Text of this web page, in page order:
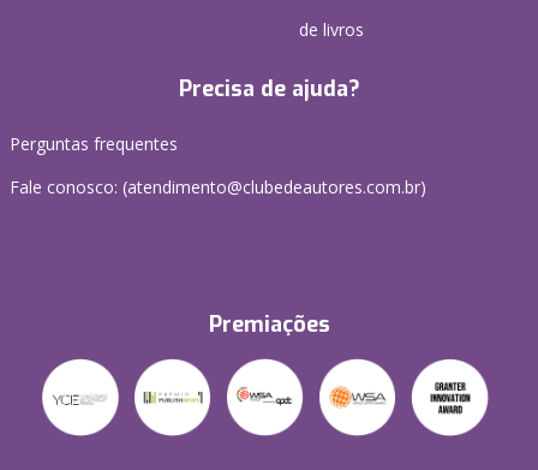
de livros
Precisa de ajuda?
Perguntas frequentes
Fale conosco: (atendimento@clubedeautores.com.br)
Premiações